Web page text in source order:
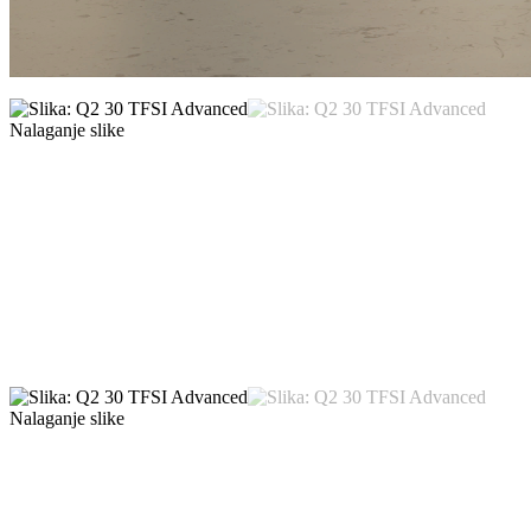
Nalaganje slike
Nalaganje slike